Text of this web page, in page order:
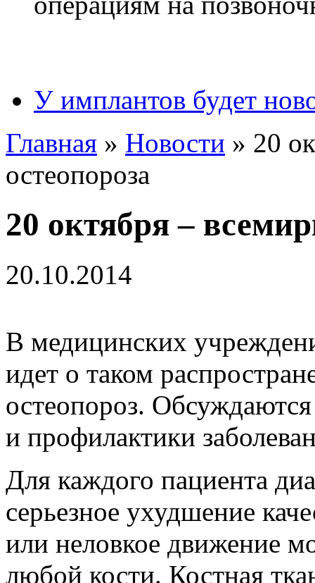
У имплантов будет
Главная » Новости » 20
остеопороза
20 октября –
20.10.2014
В медицинских
идет о таком
остеопороз.
и профилактики
Для каждого пациента
серьезное ухудшение
или неловкое движение
любой кости. Костная